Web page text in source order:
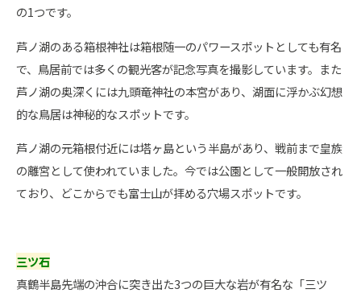
の1つです。
芦ノ湖のある箱根神社は箱根随一のパワースポットとしても有名
で、鳥居前では多くの観光客が記念写真を撮影しています。また
芦ノ湖の奥深くには九頭竜神社の本宮があり、湖面に浮かぶ幻想
的な鳥居は神秘的なスポットです。
芦ノ湖の元箱根付近には塔ヶ島という半島があり、戦前まで皇族
の離宮として使われていました。今では公園として一般開放され
ており、どこからでも富士山が拝める穴場スポットです。
三ツ石
真鶴半島先端の沖合に突き出た3つの巨大な岩が有名な「三ツ